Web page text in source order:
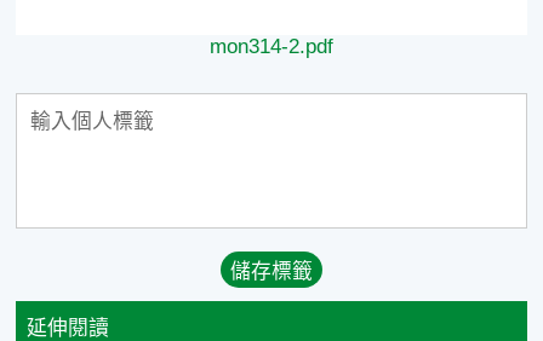
mon314-2.pdf
延伸閱讀